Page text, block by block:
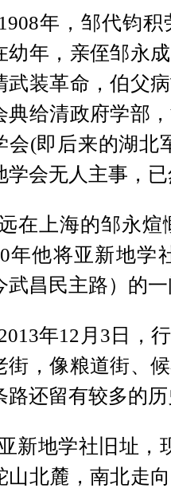
1908年，邹代钧
幼年，亲侄邹永
武装革命，伯父
典给清政府学部
会(即后来的湖北
学会无人主事，
在上海的邹永煊
年他将亚新地学
武昌民主路）的
年12月3日，
街，像粮道街、
路还留有较多的
新地学社旧址，
山北麓，南北走